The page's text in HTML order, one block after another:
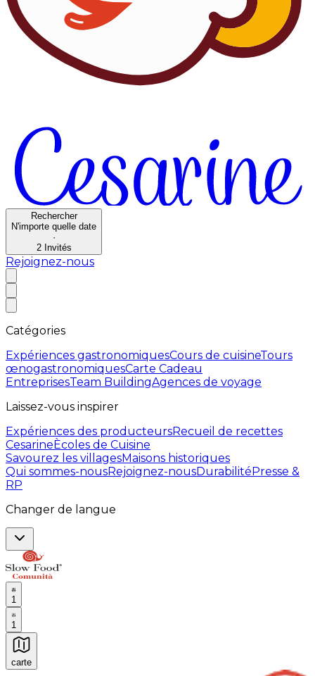
Rechercher
N'importe quelle date
·
2 Invités
Rejoignez-nous
Catégories
Expériences gastronomiquesCours de cuisineTours
œnogastronomiquesCarte Cadeau
EntreprisesTeam BuildingAgences de voyage
Laissez-vous inspirer
Expériences des producteursRecueil de recettes
CesarineÈcoles de Cuisine
Savourez les villagesMaisons historiques
Qui sommes-nousRejoignez-nousDurabilitéPresse &
RP
Changer de langue
1
1
carte